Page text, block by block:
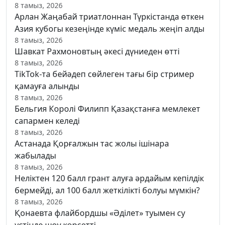
8 тамыз, 2026
Арлан Жаңабай триатлоннан Түркістанда өткен
Азия кубогы кезеңінде күміс медаль жеңіп алды
8 тамыз, 2026
Шавкат Рахмоновтың әкесі дүниеден өтті
8 тамыз, 2026
TikTok-та бейәдеп сөйлеген тағы бір стример
қамауға алынды
8 тамыз, 2026
Бельгия Королі Филипп Қазақстанға мемлекет
сапармен келеді
8 тамыз, 2026
Астанада Қорғалжын тас жолы ішінара
жабылады
8 тамыз, 2026
Неліктен 120 балл грант алуға әрдайым кепілдік
бермейді, ал 100 балл жеткілікті болуы мүмкін?
8 тамыз, 2026
Қонаевта флайбордшы «Әділет» туымен су